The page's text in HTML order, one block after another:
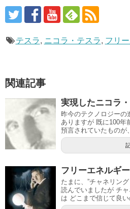
テスラ, ニコラ・テスラ, フリ
関連記事
実現したニコラ
昨今のテクノロジーの
ありますが 既に100年
預言されていたものが
フリーエネルギ
たまに、”チャネリン
読んでいましたが チ
は どこまで信じて良